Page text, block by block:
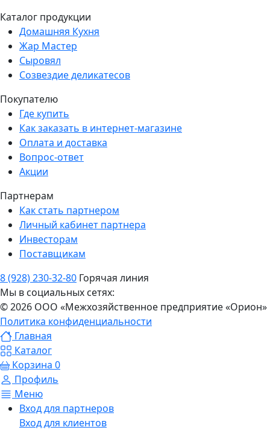
Каталог продукции
Домашняя Кухня
Жар Мастер
Сыровял
Созвездие деликатесов
Покупателю
Где купить
Как заказать в интернет-магазине
Оплата и доставка
Вопрос-ответ
Акции
Партнерам
Как стать партнером
Личный кабинет партнера
Инвесторам
Поставщикам
8 (928) 230-32-80 Горячая линия
Мы в социальных сетях:
© 2026 ООО «Межхозяйственное предприятие «Орион»
Политика конфиденциальности
Главная
Каталог
Корзина 0
Профиль
Меню
Вход для партнеров
Вход для клиентов